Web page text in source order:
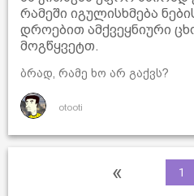
რამეში იგულისხმება
დროებით ამქვეყნიური
მოგწყვეტთ.
ბრად, რამე ხო არ გაქვს?
otooti
« 1